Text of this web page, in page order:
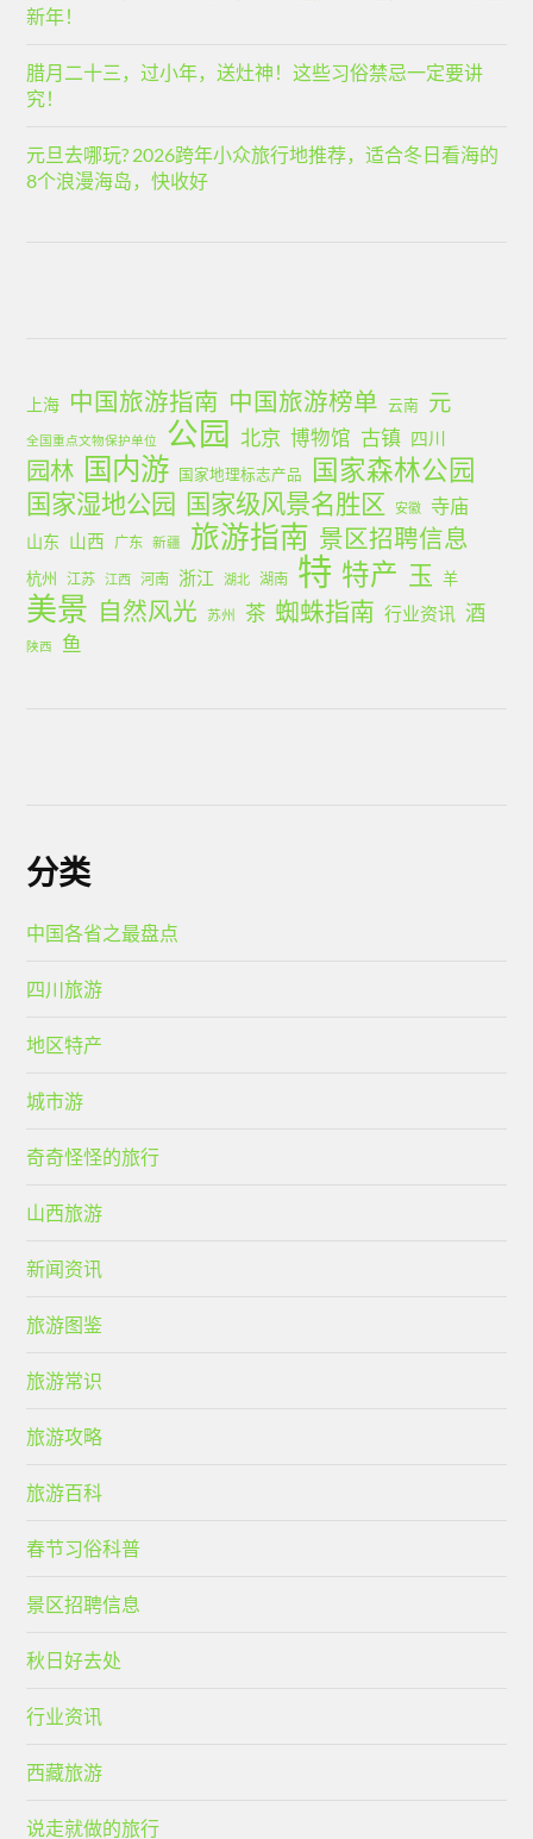
新年！
腊月二十三，过小年，送灶神！这些习俗禁忌一定要讲
究！
元旦去哪玩? 2026跨年小众旅行地推荐，适合冬日看海的
8个浪漫海岛，快收好
上海 中国旅游指南 中国旅游榜单 云南 元
全国重点文物保护单位 公园 北京 博物馆 古镇 四川
园林 国内游 国家地理标志产品 国家森林公园
国家湿地公园 国家级风景名胜区 安徽 寺庙
山东 山西 广东 新疆 旅游指南 景区招聘信息
杭州 江苏 江西 河南 浙江 湖北 湖南 特 特产 玉 羊
美景 自然风光 苏州 茶 蜘蛛指南 行业资讯 酒
陕西 鱼
分类
中国各省之最盘点
四川旅游
地区特产
城市游
奇奇怪怪的旅行
山西旅游
新闻资讯
旅游图鉴
旅游常识
旅游攻略
旅游百科
春节习俗科普
景区招聘信息
秋日好去处
行业资讯
西藏旅游
说走就做的旅行